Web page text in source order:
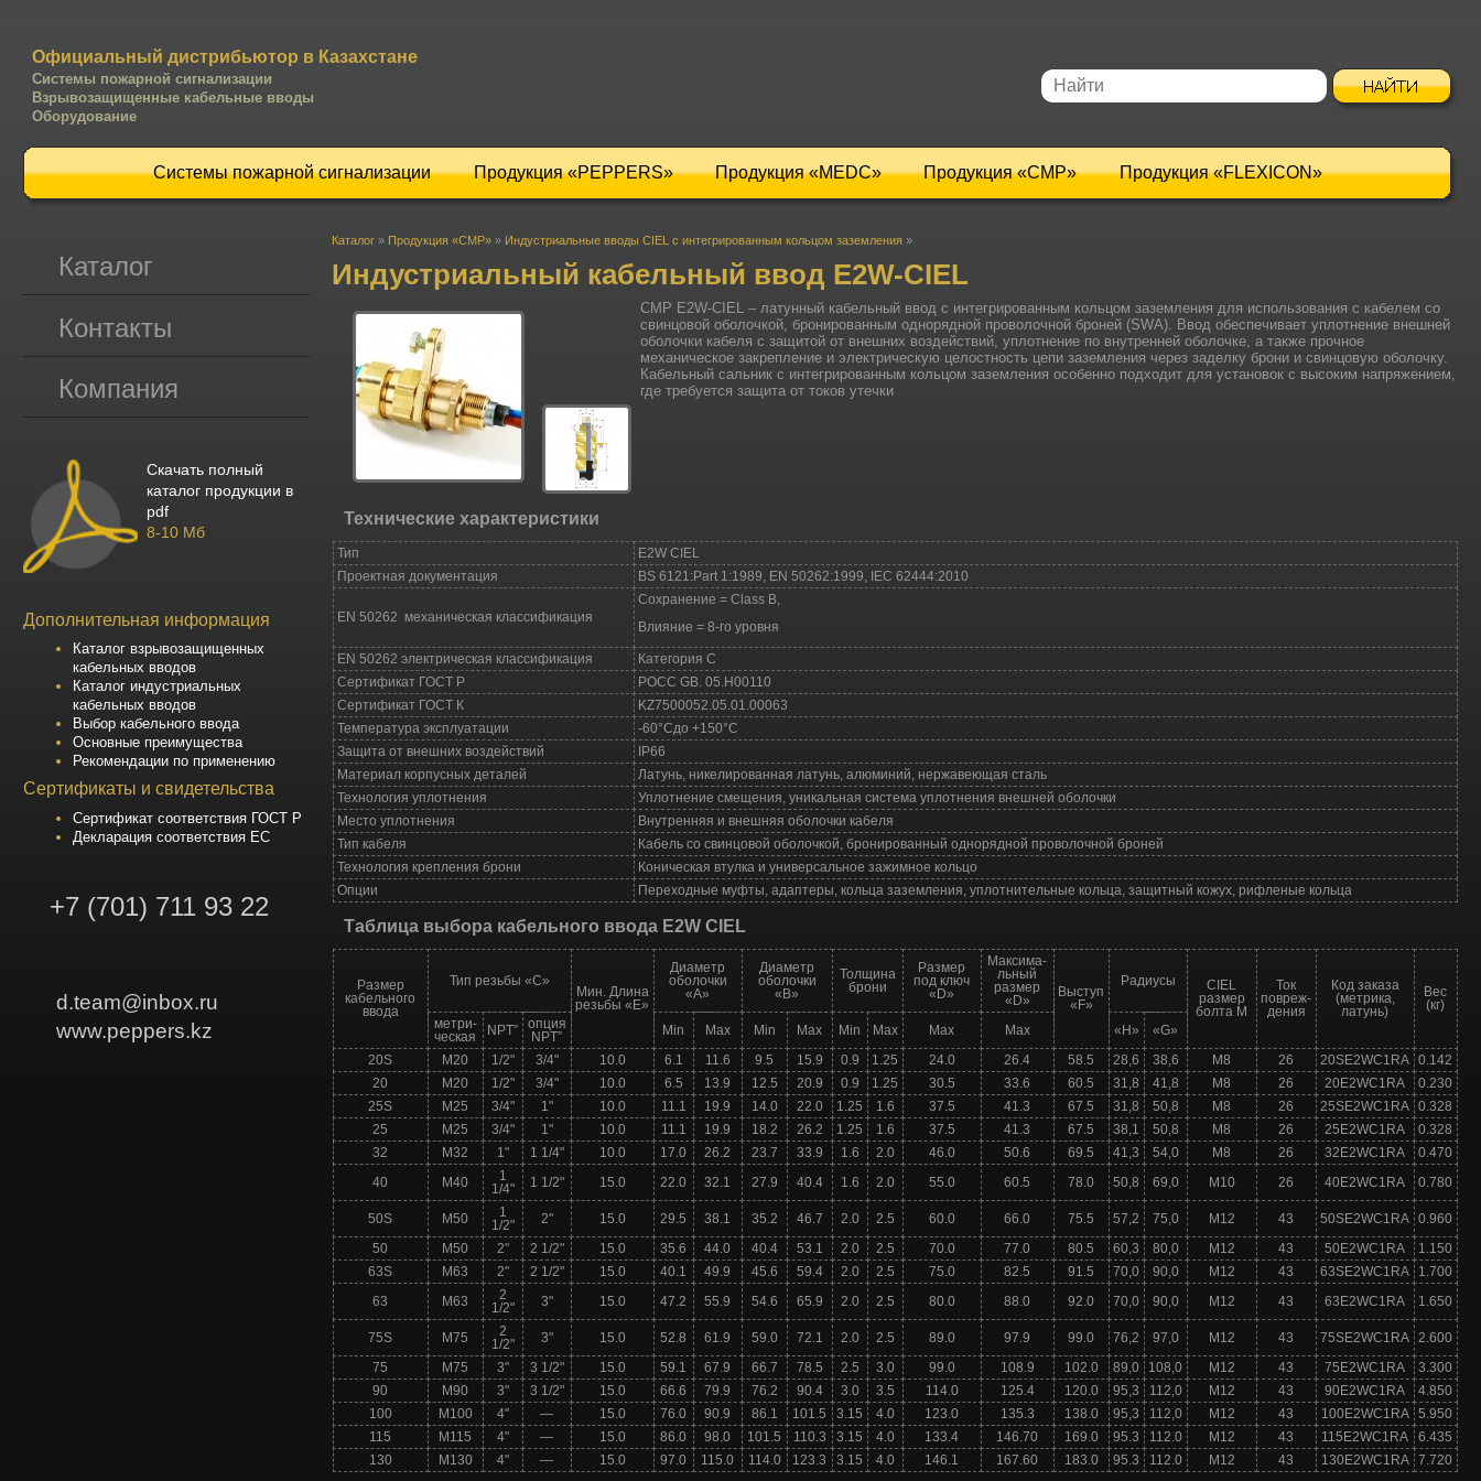
Официальный дистрибьютор в Казахстане
Системы пожарной сигнализации
Взрывозащищенные кабельные вводы
Оборудование
Системы пожарной сигнализации Продукция «PEPPERS» Продукция «MEDC» Продукция «CMP» Продукция «FLEXICON»
Каталог » Продукция «CMP» » Индустриальные вводы CIEL с интегрированным кольцом заземления »
Индустриальный кабельный ввод Е2W-CIEL
СМР Е2W-CIEL – латунный кабельный ввод с интегрированным кольцом заземления для использования с кабелем со
свинцовой оболочкой, бронированным однорядной проволочной броней (SWA). Ввод обеспечивает уплотнение внешней
оболочки кабеля с защитой от внешних воздействий, уплотнение по внутренней оболочке, а также прочное
механическое закрепление и электрическую целостность цепи заземления через заделку брони и свинцовую оболочку.
Кабельный сальник с интегрированным кольцом заземления особенно подходит для установок с высоким напряжением,
где требуется защита от токов утечки
Технические характеристики
Тип
Е2W CIEL
Проектная документация
BS 6121:Part 1:1989, EN 50262:1999, IEC 62444:2010
EN 50262 механическая классификация
Сохранение = Class B,
Влияние = 8-го уровня
EN 50262 электрическая классификация
Категория С
Сертификат ГОСТ Р
POCC GB. 05.H00110
Сертификат ГОСТ К
KZ7500052.05.01.00063
Температура эксплуатации
-60°Cдo +150°C
Защита от внешних воздействий
IP66
Материал корпусных деталей
Латунь, никелированная латунь, алюминий, нержавеющая сталь
Технология уплотнения
Уплотнение смещения, уникальная система уплотнения внешней оболочки
Место уплотнения
Внутренняя и внешняя оболочки кабеля
Тип кабеля
Кабель со свинцовой оболочкой, бронированный однорядной проволочной броней
Технология крепления брони
Коническая втулка и универсальное зажимное кольцо
Опции
Переходные муфты, адаптеры, кольца заземления, уплотнительные кольца, защитный кожух, рифленые кольца
Таблица выбора кабельного ввода E2W CIEL
Размер
кабельного
ввода
Тип резьбы «С»
Мин. Длина
резьбы «Е»
Диаметр
оболочки
«А»
Диаметр
оболочки
«В»
Толщина
брони
Размер
под ключ
«D»
Максима-
льный
размер
«D»
Выступ
«F»
Радиусы
CIEL
размер
болта М
Ток
повреж-
дения
Код заказа
(метрика,
латунь)
Вес
(кг)
метри-
ческая
NPT”
опция
NPT”
Min Max Min Max Min Max Max Max «H» «G»
20S M20 1/2" 3/4" 10.0 6.1 11.6 9.5 15.9 0.9 1.25 24.0 26.4 58.5 28,6 38,6 M8 26 20SE2WC1RA
0.142
20
M20 1/2" 3/4" 10.0 6.5 13.9 12.5 20.9 0.9 1.25 30.5 33.6 60.5 31,8 41,8 M8 26 20E2WC1RA
0.230
25S
M25 3/4" 1" 10.0 11.1 19.9 14.0 22.0 1.25 1.6 37.5 41.3 67.5 31,8 50,8 M8 26 25SE2WC1RA
0.328
25
M25 3/4" 1" 10.0 11.1 19.9 18.2 26.2 1.25 1.6 37.5 41.3 67.5 38,1 50,8 M8 26 25E2WC1RA
0.328
32
M32 1" 1 1/4" 10.0 17.0 26.2 23.7 33.9 1.6 2.0 46.0 50.6 69.5 41,3 54,0 M8 26 32E2WC1RA 0.470
40 M40
1
1/4"
1 1/2" 15.0 22.0 32.1 27.9 40.4 1.6 2.0 55.0 60.5 78.0 50,8 69,0 M10 26 40E2WC1RA 0.780
50S M50
1
1/2"
2" 15.0 29.5 38.1 35.2 46.7 2.0 2.5 60.0 66.0 75.5 57,2 75,0 M12 43 50SE2WC1RA 0.960
50 M50 2" 2 1/2" 15.0 35.6 44.0 40.4 53.1 2.0 2.5 70.0 77.0 80.5 60,3 80,0 M12 43 50E2WC1RA
1.150
63S
M63 2" 2 1/2" 15.0 40.1 49.9 45.6 59.4 2.0 2.5 75.0 82.5 91.5 70,0 90,0 M12 43 63SE2WC1RA 1.700
63 M63
2
1/2"
3" 15.0 47.2 55.9 54.6 65.9 2.0 2.5 80.0 88.0 92.0 70,0 90,0 M12 43 63E2WC1RA 1.650
75S M75
2
1/2"
3" 15.0 52.8 61.9 59.0 72.1 2.0 2.5 89.0 97.9 99.0 76,2 97,0 M12 43 75SE2WC1RA 2.600
75 M75 3" 3 1/2" 15.0 59.1 67.9 66.7 78.5 2.5 3.0 99.0 108.9 102.0 89,0 108,0 M12 43 75E2WC1RA
3.300
90
M90 3" 3 1/2" 15.0 66.6 79.9 76.2 90.4 3.0 3.5 114.0 125.4 120.0 95,3 112,0 M12 43 90E2WC1RA
4.850
100
M100 4" — 15.0 76.0 90.9 86.1 101.5 3.15 4.0 123.0 135.3 138.0 95,3 112,0 M12 43 100E2WC1RA
5.950
115
М115 4" — 15.0 86.0 98.0 101.5 110.3 3.15 4.0 133.4 146.70 169.0 95.3 112.0 M12 43 115E2WC1RA
6.435
130
М130 4" — 15.0 97.0 115.0 114.0 123.3 3.15 4.0 146.1 167.60 183.0 95.3 112.0 M12 43 130E2WC1RA 7.720
Каталог
Контакты
Компания
Скачать полный
каталог продукции в
pdf
8-10 Мб
Дополнительная информация
Каталог взрывозащищенных
кабельных вводов
Каталог индустриальных
кабельных вводов
Выбор кабельного ввода
Основные преимущества
Рекомендации по применению
Сертификаты и свидетельства
Сертификат соответствия ГОСТ Р
Декларация соответствия ЕС
+7 (701) 711 93 22
d.team@inbox.ru
www.peppers.kz